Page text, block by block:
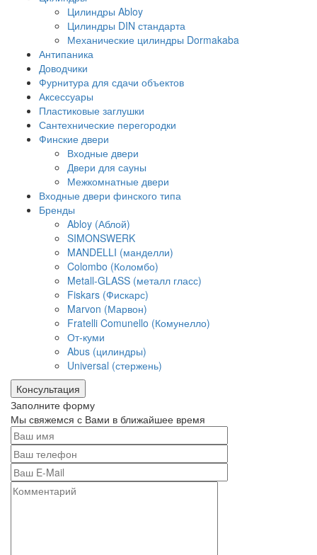
Цилиндры Abloy
Цилиндры DIN стандарта
Механические цилиндры Dormakaba
Антипаника
Доводчики
Фурнитура для сдачи объектов
Аксессуары
Пластиковые заглушки
Сантехнические перегородки
Финские двери
Входные двери
Двери для сауны
Межкомнатные двери
Входные двери финского типа
Бренды
Abloy (Аблой)
SIMONSWERK
MANDELLI (манделли)
Colombo (Коломбо)
Metall-GLASS (металл гласс)
Fiskars (Фискарс)
Marvon (Марвон)
Fratelli Comunello (Комунелло)
От-куми
Abus (цилиндры)
Universal (стержень)
Консультация
Заполните форму
Мы свяжемся с Вами в ближайшее время